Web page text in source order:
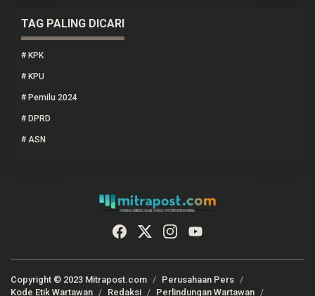
TAG PALING DICARI
# KPK
# KPU
# Pemilu 2024
# DPRD
# ASN
Copyright © 2023 Mitrapost.com
Perusahaan Pers
Kode Etik Wartawan
Redaksi Perlindungan Wartawan